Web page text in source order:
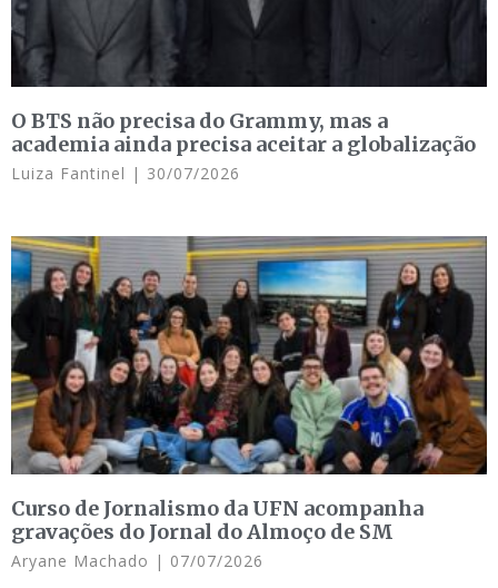
O BTS não precisa do Grammy, mas a
academia ainda precisa aceitar a globalização
Luiza Fantinel 30/07/2026
Curso de Jornalismo da UFN acompanha
gravações do Jornal do Almoço de SM
Aryane Machado 07/07/2026